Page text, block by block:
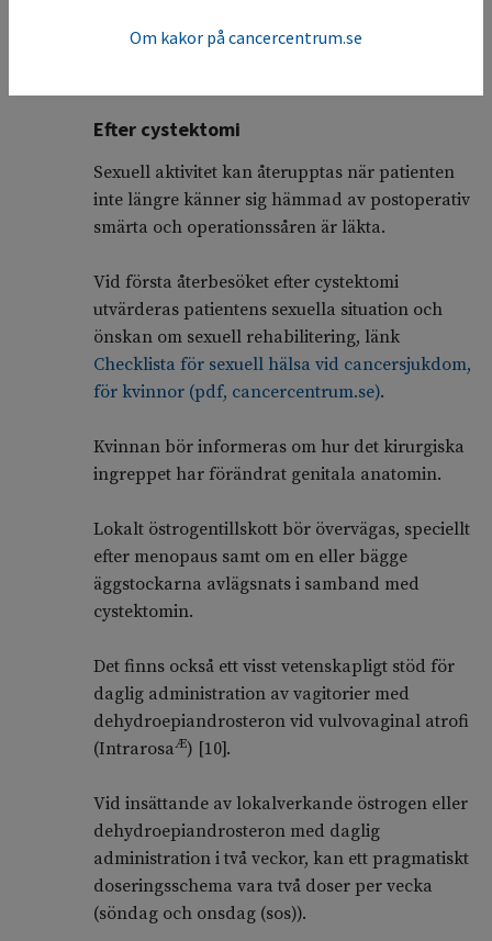
påverkar inte den sexuella lusten men lusten
Efter cystektomi
Sexuell aktivitet kan återupptas när patienten
inte längre känner sig hämmad av postoperativ
smärta och operationssåren är läkta.
Vid första återbesöket efter cystektomi
utvärderas patientens sexuella situation och
önskan om sexuell rehabilitering, länk
Checklista för sexuell hälsa vid cancersjukdom,
för kvinnor (pdf, cancercentrum.se).
Kvinnan bör informeras om hur det kirurgiska
ingreppet har förändrat genitala anatomin.
Lokalt östrogentillskott bör övervägas, speciellt
efter menopaus samt om en eller bägge
äggstockarna avlägsnats i samband med
cystektomin.
Det finns också ett visst vetenskapligt stöd för
daglig administration av vagitorier med
dehydroepiandrosteron vid vulvovaginal atrofi
(IntrarosaÆ) [10].
Vid insättande av lokalverkande östrogen eller
dehydroepiandrosteron med daglig
administration i två veckor, kan ett pragmatiskt
doseringsschema vara två doser per vecka
(söndag och onsdag (sos)).
Om kakor på cancercentrum.se